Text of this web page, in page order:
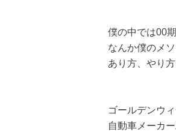
僕の中では00
なんか僕のメ
あり方、やり
ゴールデンウ
自動車メーカ